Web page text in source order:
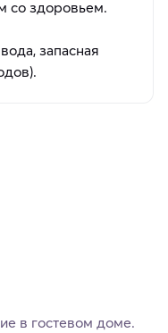
со здоровьем.
запасная
в гостевом доме.